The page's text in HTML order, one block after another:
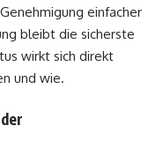
einfacher
bleibt die sicherste
wirkt sich direkt
und wie.